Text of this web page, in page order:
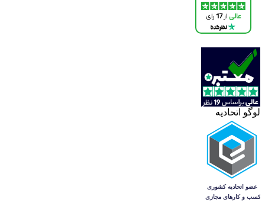
لوگو اتحادیه